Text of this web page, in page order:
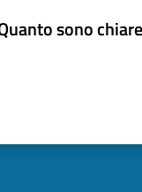
sono